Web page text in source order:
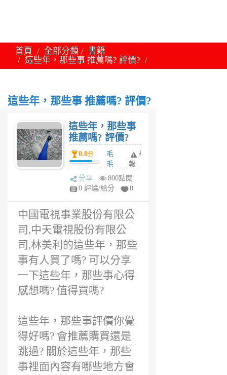
首頁 全部分類
書籍
這些年，那些事 推薦嗎? 評價?
這些年，那些事 推薦嗎? 評價?
這些年，那些事
推薦嗎? 評價?
0.0分
毛
毛
6
年
舉
報
分享
800點閱
0 評論/給分
0
中國電視事業股份有限公
司,中天電視股份有限公
司,林美利的這些年，那些
事有人買了嗎? 可以分享
一下這些年，那些事心得
感想嗎? 值得買嗎?
這些年，那些事評價你覺
得好嗎? 會推薦購買還是
跳過? 關於這些年，那些
事裡面內容有哪些地方會